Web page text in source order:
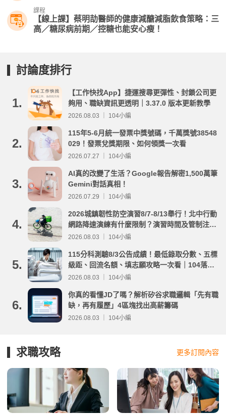
課程
【線上課】蔡明劼醫師的健康減醣減脂飲食策略：三
高／糖尿病前期／控糖也能安心瘦！
討論度排行
1.
【工作快找App】捷運搜尋更彈性、封鎖公司更
夠用、職缺資訊更透明｜3.37.0 版本更新教學
2026.08.03 ｜ 104小編
2.
115年5-6月統一發票中獎號碼，千萬獎號38548
029！發票兌獎期限、如何領獎一次看
2026.07.27 ｜ 104小編
3.
AI真的改變了生活？Google報告解密1,500萬筆
Gemini對話真相！
2026.07.29 ｜ 104小編
4.
2026城鎮韌性防空演習8/7-8/13舉行！北中行動
網路降速演練有什麼限制？演習時間及管制注意
事項整理
2026.08.03 ｜ 104小編
5.
115分科測驗8/3公告成績！最低錄取分數、五標
級距、回流名額、填志願攻略一次看｜104落點
分析
2026.08.03 ｜ 104小編
6.
你真的看懂JD了嗎？解析矽谷求職邏輯「先有職
缺，再有履歷」4區塊找出高薪籌碼
2026.08.03 ｜ 104小編
求職攻略 更多訂閱內容